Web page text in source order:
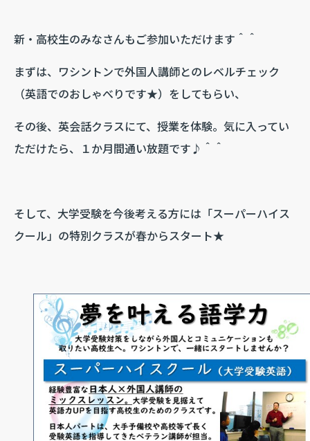
新・高校生のみなさんもご参加いただけます＾＾
まずは、ワシントンで外国人講師とのレベルチェック
（英語でのおしゃべりです★）をしてもらい、
その後、英会話クラスにて、授業を体験。気に入ってい
ただけたら、１か月間通い放題です♪＾＾
そして、大学受験を今後考える方には「スーパーハイス
クール」の特別クラスが春からスタート★